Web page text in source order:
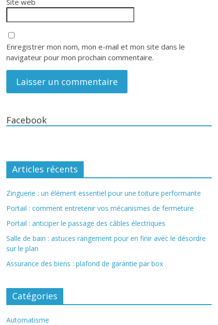
Enregistrer mon nom, mon e-mail et mon site dans le
navigateur pour mon prochain commentaire.
Facebook
Articles récents
Zinguerie : un élément essentiel pour une toiture performante
Portail : comment entretenir vos mécanismes de fermeture
Portail : anticiper le passage des câbles électriques
Salle de bain : astuces rangement pour en finir avec le désordre
sur le plan
Assurance des biens : plafond de garantie par box
Catégories
Automatisme